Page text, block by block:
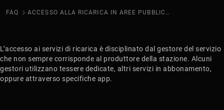
FAQ ACCESSO ALLA RICARICA IN AREE PUBBLICHE
L’accesso ai servizi di ricarica è disciplinato dal gestore del servizio
che non sempre corrisponde al produttore della stazione. Alcuni
gestori utilizzano tessere dedicate, altri servizi in abbonamento,
oppure attraverso specifiche app.